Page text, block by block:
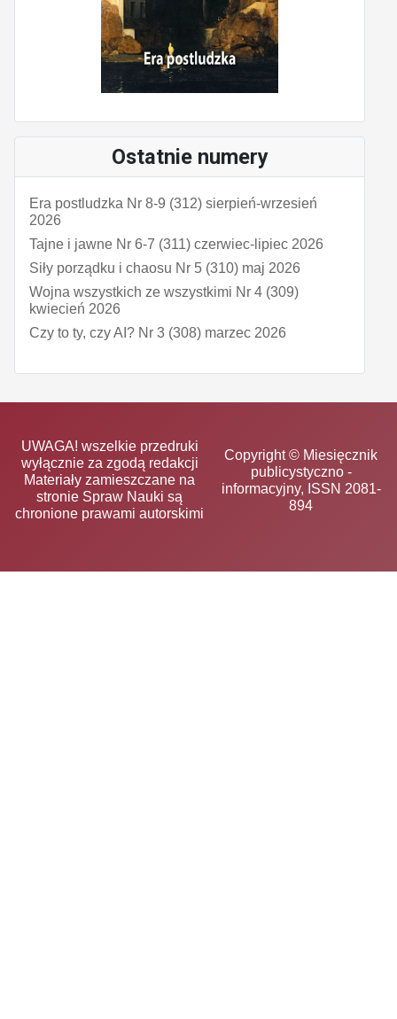
Ostatnie numery
Era postludzka Nr 8-9 (312) sierpień-wrzesień
2026
Tajne i jawne Nr 6-7 (311) czerwiec-lipiec 2026
Siły porządku i chaosu Nr 5 (310) maj 2026
Wojna wszystkich ze wszystkimi Nr 4 (309)
kwiecień 2026
Czy to ty, czy AI? Nr 3 (308) marzec 2026
UWAGA! wszelkie przedruki
wyłącznie za zgodą redakcji
Materiały zamieszczane na
stronie Spraw Nauki są
chronione prawami autorskimi
Copyright © Miesięcznik
publicystyczno -
informacyjny, ISSN 2081-
894